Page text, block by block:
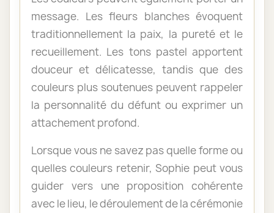
message. Les fleurs blanches évoquent
traditionnellement la paix, la pureté et le
recueillement. Les tons pastel apportent
douceur et délicatesse, tandis que des
couleurs plus soutenues peuvent rappeler
la personnalité du défunt ou exprimer un
attachement profond.
Lorsque vous ne savez pas quelle forme ou
quelles couleurs retenir, Sophie peut vous
guider vers une proposition cohérente
avec le lieu, le déroulement de la cérémonie